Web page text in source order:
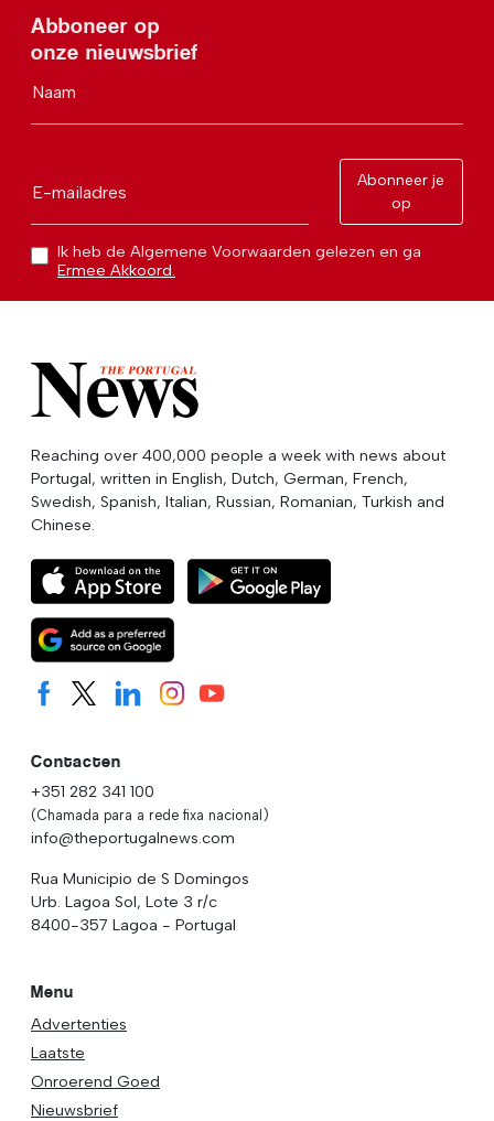
Abboneer op
onze nieuwsbrief
Naam
E-mailadres
Abonneer je
op
Ik heb de Algemene Voorwaarden gelezen en ga
Ermee Akkoord.
Reaching over 400,000 people a week with news about
Portugal, written in English, Dutch, German, French,
Swedish, Spanish, Italian, Russian, Romanian, Turkish and
Chinese.
Contacten
+351 282 341 100
(Chamada para a rede fixa nacional)
info@theportugalnews.com
Rua Municipio de S Domingos
Urb. Lagoa Sol, Lote 3 r/c
8400-357 Lagoa - Portugal
Menu
Advertenties
Laatste
Onroerend Goed
Nieuwsbrief